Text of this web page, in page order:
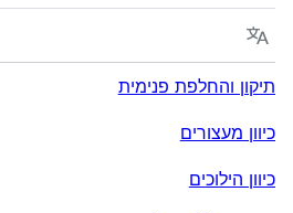
שפה
תיקון והחלפת פנימית
כיוון מעצורים
כיוון הילוכים